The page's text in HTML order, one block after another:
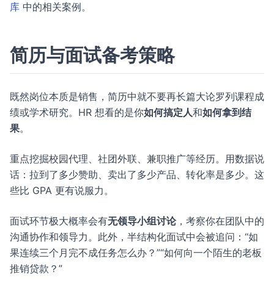
库 中的相关案例。
简历与面试备考策略
既然岗位本质是销售，简历中就不要再长篇大论罗列课程成
绩或学术研究。HR 想看的是你如何搞定人和如何拿到结
果。
重点挖掘校园代理、社团外联、兼职推广等经历。用数据说
话：拉到了多少赞助、卖出了多少产品、转化率是多少。这
些比 GPA 更有说服力。
面试环节极大概率会有无领导小组讨论，考察你在团队中的
沟通协作和领导力。此外，半结构化面试中会被追问：“如
果连续三个月完不成任务怎么办？”“如何向一个陌生的老板
推销贷款？”